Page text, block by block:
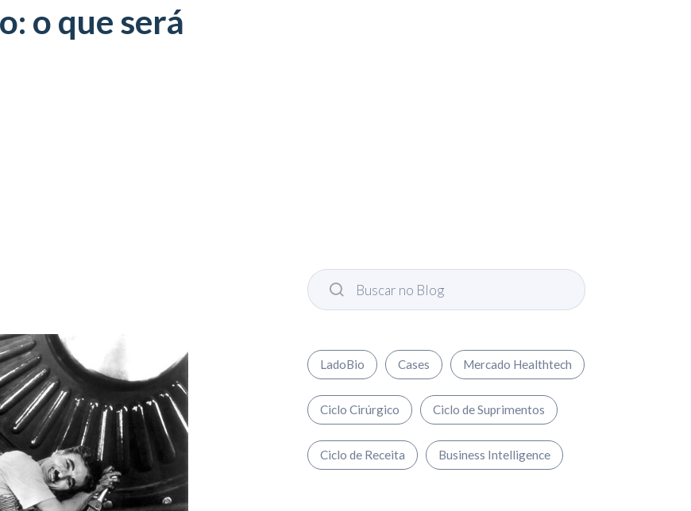
o que será
LadoBio Cases Mercado Healthtech
Ciclo Cirúrgico Ciclo de Suprimentos
Ciclo de Receita Business Intelligence